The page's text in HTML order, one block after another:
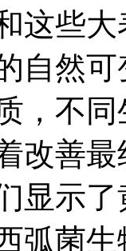
这些
自然
，不
改善
显示
弧菌